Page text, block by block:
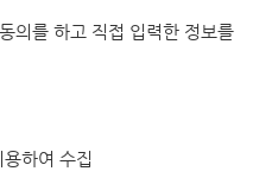
의를 하고 직접 입력한 정보를
하여 수집